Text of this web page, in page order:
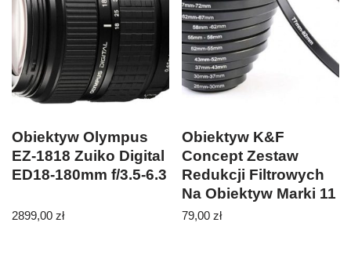
Obiektyw Olympus
EZ-1818 Zuiko Digital
ED18-180mm f/3.5-6.3
2899,00 zł
Obiektyw K&F
Concept Zestaw
Redukcji Filtrowych
Na Obiektyw Marki 11
Sztuk (SKU0800)
79,00zł